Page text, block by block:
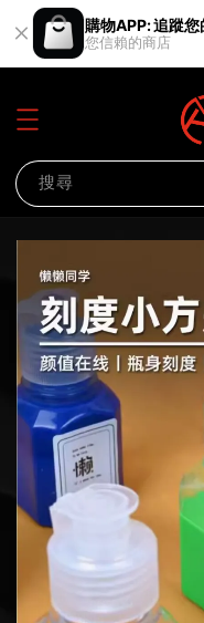
購物APP: 追蹤您
您信賴的商店
搜尋